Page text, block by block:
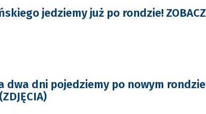
jedziemy już po rondzie! ZOBACZ
dwa dni pojedziemy po nowym rondzie